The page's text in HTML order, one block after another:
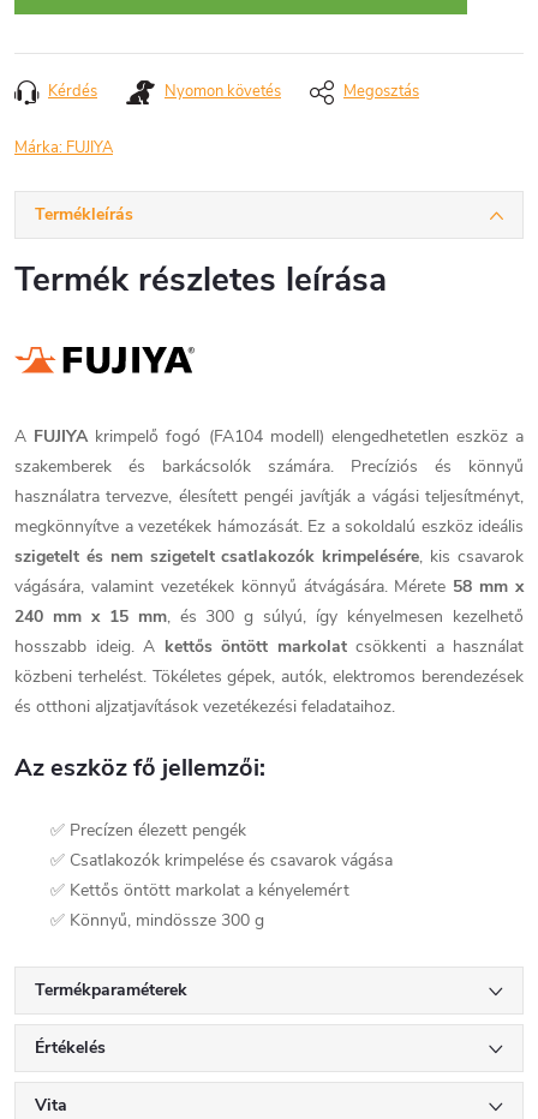
Kérdés Nyomon követés Megosztás
Márka: FUJIYA
Termékleírás
Termék részletes leírása
A FUJIYAkrimpelő fogó (FA104 modell) elengedhetetlen eszköz a
szakemberek és barkácsolók számára. Precíziós és könnyű
használatra tervezve, élesített pengéi javítják a vágási teljesítményt,
megkönnyítve a vezetékek hámozását. Ez a sokoldalú eszköz ideális
szigetelt és nem szigetelt csatlakozók krimpelésére, kis csavarok
vágására, valamint vezetékek könnyű átvágására. Mérete 58 mm x
240 mm x 15 mm, és 300 g súlyú, így kényelmesen kezelhető
hosszabb ideig. A kettős öntött markolatcsökkenti a használat
közbeni terhelést. Tökéletes gépek, autók, elektromos berendezések
és otthoni aljzatjavítások vezetékezési feladataihoz.
Az eszköz fő jellemzői:
✅ Precízen élezett pengék
✅ Csatlakozók krimpelése és csavarok vágása
✅ Kettős öntött markolat a kényelemért
✅ Könnyű, mindössze 300 g
Termékparaméterek
Értékelés
Vita